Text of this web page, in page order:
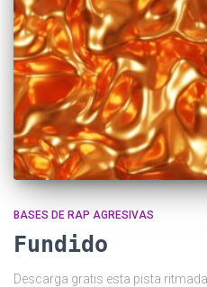
BASES DE RAP AGRESIVAS
Fundido
Descarga gratis esta pista